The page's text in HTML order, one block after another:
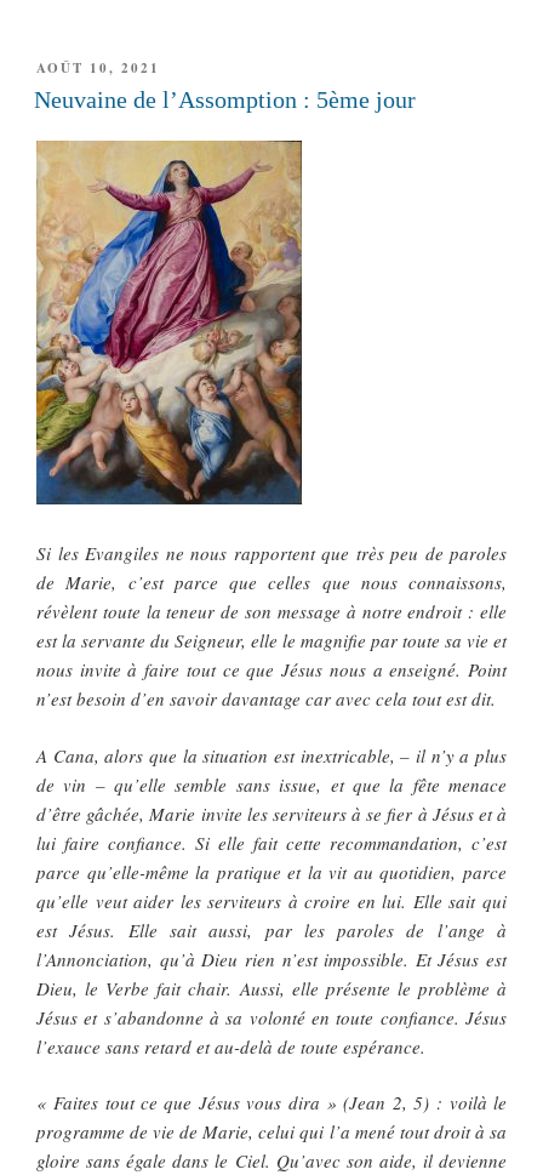
PUBLIÉ
LE
AOÛT 10, 2021
Neuvaine de l’Assomption : 5ème jour
Si les Evangiles ne nous rapportent que très peu de paroles
de Marie, c’est parce que celles que nous connaissons,
révèlent toute la teneur de son message à notre endroit : elle
est la servante du Seigneur, elle le magnifie par toute sa vie et
nous invite à faire tout ce que Jésus nous a enseigné. Point
n’est besoin d’en savoir davantage car avec cela tout est dit.
A Cana, alors que la situation est inextricable, – il n’y a plus
de vin – qu’elle semble sans issue, et que la fête menace
d’être gâchée, Marie invite les serviteurs à se fier à Jésus et à
lui faire confiance. Si elle fait cette recommandation, c’est
parce qu’elle-même la pratique et la vit au quotidien, parce
qu’elle veut aider les serviteurs à croire en lui. Elle sait qui
est Jésus. Elle sait aussi, par les paroles de l’ange à
l’Annonciation, qu’à Dieu rien n’est impossible. Et Jésus est
Dieu, le Verbe fait chair. Aussi, elle présente le problème à
Jésus et s’abandonne à sa volonté en toute confiance. Jésus
l’exauce sans retard et au-delà de toute espérance.
« Faites tout ce que Jésus vous dira » (Jean 2, 5) : voilà le
programme de vie de Marie, celui qui l’a mené tout droit à sa
gloire sans égale dans le Ciel. Qu’avec son aide, il devienne